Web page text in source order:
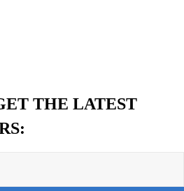
THE LATEST